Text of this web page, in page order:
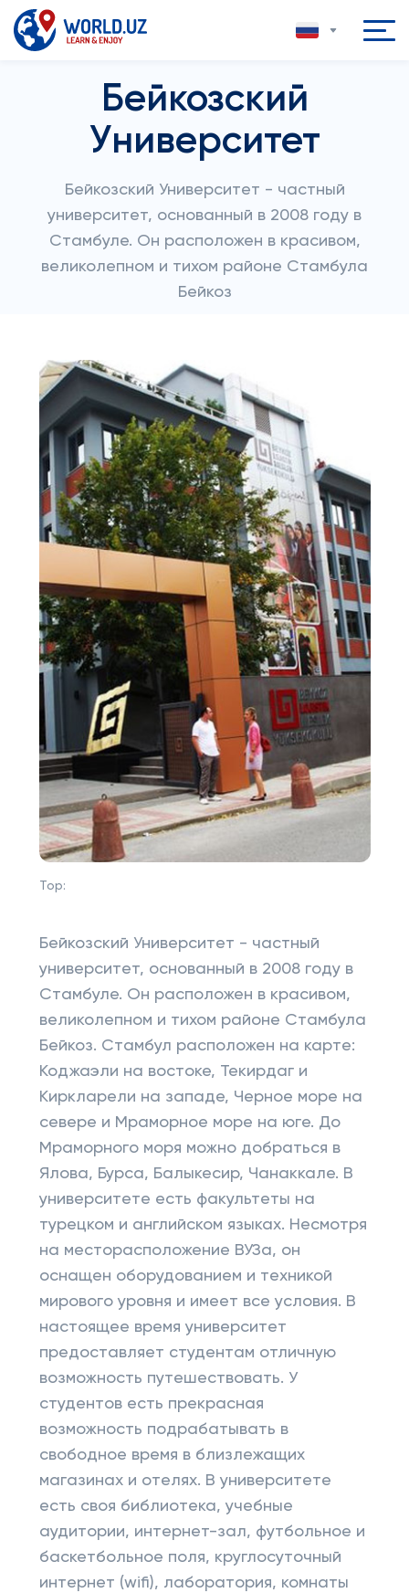
Бейкозский
Университет
Бейкозский Университет - частный
университет, основанный в 2008 году в
Стамбуле. Он расположен в красивом,
великолепном и тихом районе Стамбула
Бейкоз
Top:
Бейкозский Университет - частный
университет, основанный в 2008 году в
Стамбуле. Он расположен в красивом,
великолепном и тихом районе Стамбула
Бейкоз. Стамбул расположен на карте:
Коджаэли на востоке, Текирдаг и
Киркларели на западе, Черное море на
севере и Мраморное море на юге. До
Мраморного моря можно добраться в
Ялова, Бурса, Балыкесир, Чанаккале. В
университете есть факультеты на
турецком и английском языках. Несмотря
на месторасположение ВУЗа, он
оснащен оборудованием и техникой
мирового уровня и имеет все условия. В
настоящее время университет
предоставляет студентам отличную
возможность путешествовать. У
студентов есть прекрасная
возможность подрабатывать в
свободное время в близлежащих
магазинах и отелях. В университете
есть своя библиотека, учебные
аудитории, интернет-зал, футбольное и
баскетбольное поля, круглосуточный
интернет (wifi), лаборатория, комнаты